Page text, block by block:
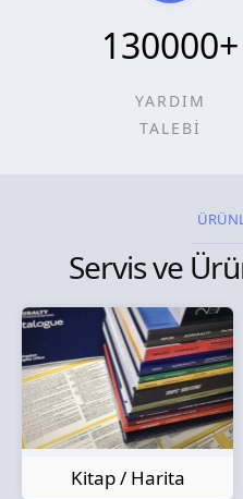
130000+
YARDIM
TALEBİ
Servis ve
Kitap / Harita